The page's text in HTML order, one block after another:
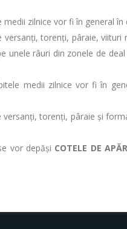
zilnice vor fi în general
torenţi, pâraie,
unele râuri din zonele de
medii zilnice vor fi în
torenți, pâraie și
vor depăși COTELE DE